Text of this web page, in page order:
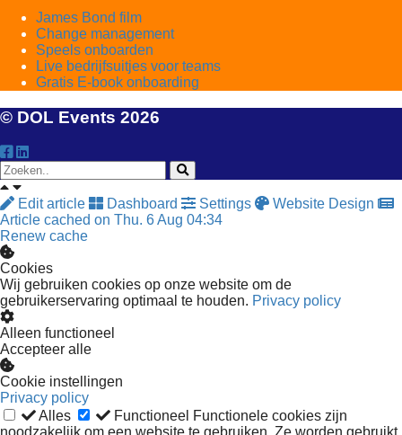
James Bond film
Change management
Speels onboarden
Live bedrijfsuitjes voor teams
Gratis E-book onboarding
© DOL Events 2026
Edit article Dashboard Settings
Website Design
Article cached on Thu. 6 Aug 04:34
Renew cache
Cookies
Wij gebruiken cookies op onze website om de
gebruikerservaring optimaal te houden. Privacy policy
Alleen functioneel
Accepteer alle
Cookie instellingen
Privacy policy
Alles
Functioneel Functionele cookies zijn
noodzakelijk om een website te gebruiken. Ze worden gebruikt